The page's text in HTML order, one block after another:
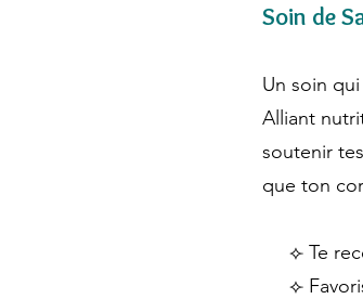
Soin de
Un soin
Alliant
soutenir
que ton
⟣ Te
⟣